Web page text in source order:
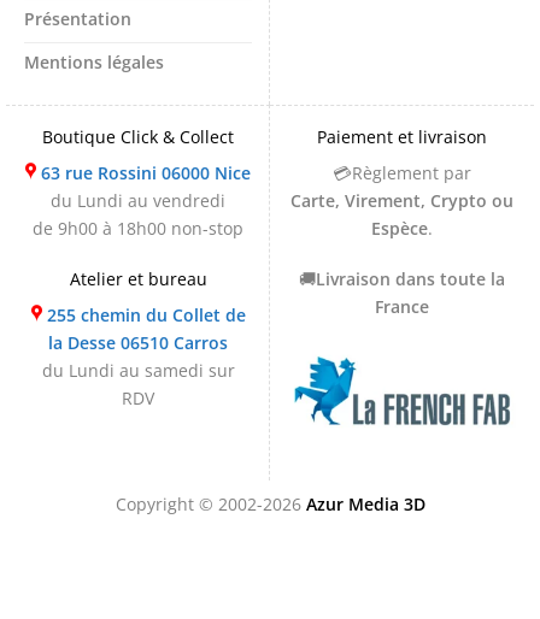
Présentation
Mentions légales
Boutique Click & Collect
63 rue Rossini 06000 Nice
du Lundi au vendredi
de 9h00 à 18h00 non-stop
Atelier et bureau
255 chemin du Collet de
la Desse 06510 Carros
du Lundi au samedi sur
RDV
Paiement et livraison
💳Règlement par
Carte, Virement, Crypto ou
Espèce.
🚚Livraison dans toute la
France
Copyright © 2002-2026 Azur Media 3D